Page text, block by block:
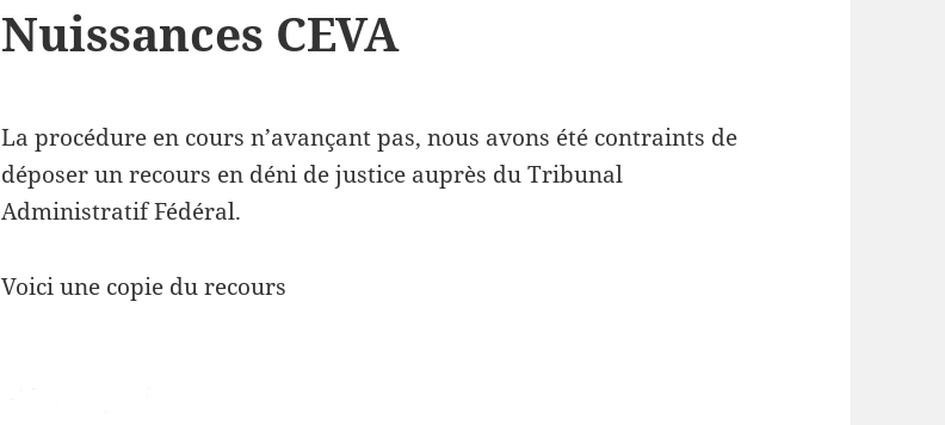
Nuissances CEVA
La procédure en cours n’avançant pas, nous avons été contraints de
déposer un recours en déni de justice auprès du Tribunal
Administratif Fédéral.
Voici une copie du recours